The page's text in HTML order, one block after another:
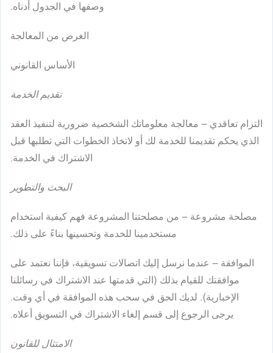
وصفها في الجدول أدناه.
الغرض من المعالجة
الأساس القانوني
تقديم الخدمة
التزام تعاقدي – معالجة معلوماتك الشخصية ضرورية لتنفيذ العقد
الذي يحكم تقديمنا للخدمة لك أو لاتخاذ الخطوات التي تطلبها قبل
الاشتراك في الخدمة.
البحث والتطوير
مصلحة مشروعة – من مصلحتنا المشروعة فهم كيفية استخدام
مستخدمينا للخدمة وتحسينها بناءً على ذلك.
الموافقة – عندما نرسل إليك اتصالات تسويقية، فإننا نعتمد على
موافقتك للقيام بذلك (التي قدمتها عند الاشتراك في رسائلنا
الإخبارية). لديك الحق في سحب هذه الموافقة في أي وقت.
يرجى الرجوع إلى قسم إلغاء الاشتراك في التسويق أعلاه.
الامتثال للقانون